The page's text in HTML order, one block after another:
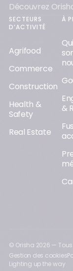
Découvrez
SECTEURS
D’ACTIVITÉ
Agrifood
Commerce
Construction
Health &
Safety
Real Estate
À
Qui
&
© Orisha 2026 — Tous
Gestion des cookies
Lighting up the way